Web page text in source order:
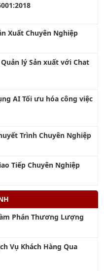
Xuất Chuyên Nghiệp
lý Sản xuất với Chat
AI Tối ưu hóa công việc
Trình Chuyên Nghiệp
Tiếp Chuyên Nghiệp
Vụ Khách Hàng Qua
Hàng Qua Điện Thoại